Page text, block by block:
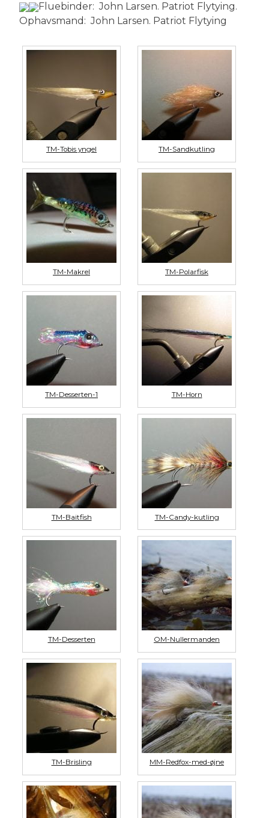
Fluebinder: John Larsen. Patriot Flytying.
Ophavsmand: John Larsen. Patriot Flytying
TM-Tobis yngel TM-Sandkutling
TM-Makrel TM-Polarfisk
TM-Desserten-1 TM-Horn
TM-Baitfish TM-Candy-kutling
TM-Desserten OM-Nullermanden
TM-Brisling MM-Redfox-med-øjne